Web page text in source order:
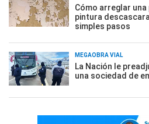
Cómo arreglar
pintura
simples pasos
MEGAOBRA VIAL
La Nación le
una sociedad de